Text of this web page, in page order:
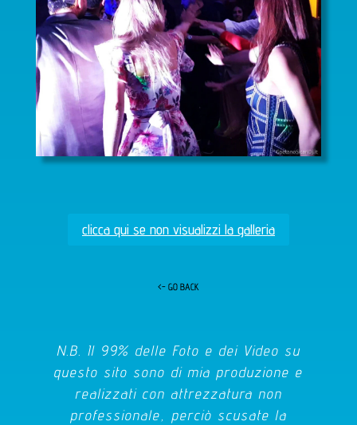
clicca qui se non visualizzi la galleria
<- GO BACK
N.B. Il 99% delle Foto e dei Video su
questo sito sono di mia produzione e
realizzati con attrezzatura non
professionale, perciò scusate la